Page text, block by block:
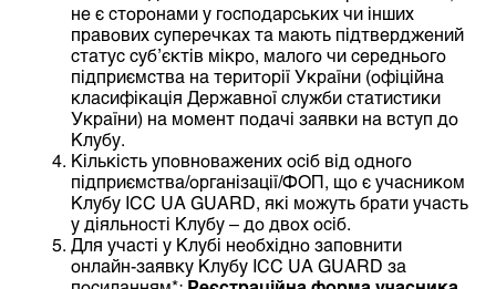
не є сторонами у господарських чи інших
правових суперечках та мають підтверджений
статус суб’єктів мікро, малого чи середнього
підприємства на території України (офіційна
класифікація Державної служби статистики
України) на момент подачі заявки на вступ до
Клубу.
Кількість уповноважених осіб від одного
підприємства/організації/ФОП, що є учасником
Клубу ICC UА GUARD, які можуть брати участь
у діяльності Клубу – до двох осіб.
Для участі у Клубі необхідно заповнити
онлайн-заявку Клубу ICC UА GUARD за